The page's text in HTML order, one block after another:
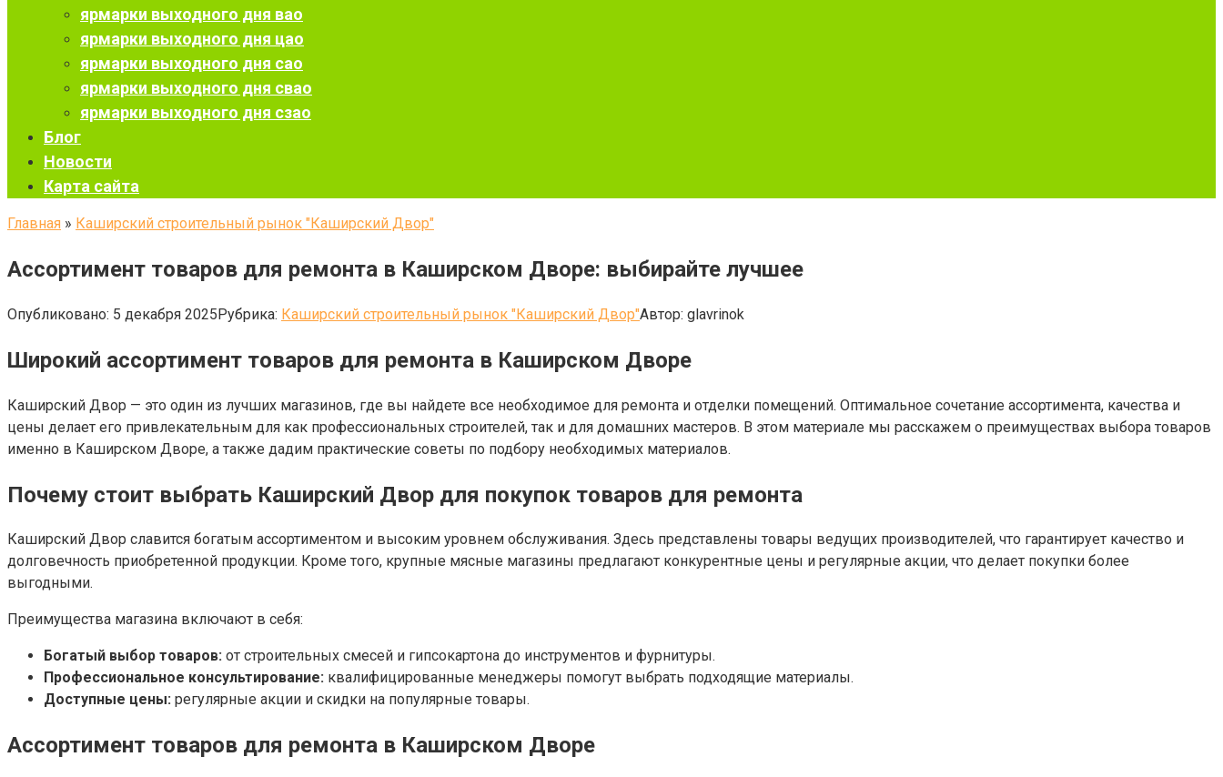
ярмарки выходного дня вао
ярмарки выходного дня цао
ярмарки выходного дня сао
ярмарки выходного дня свао
ярмарки выходного дня сзао
Блог
Новости
Карта сайта
Главная » Каширский строительный рынок "Каширский Двор"
Ассортимент товаров для ремонта в Каширском Дворе: выбирайте лучшее
Опубликовано: 5 декабря 2025Рубрика: Каширский строительный рынок "Каширский Двор"Автор: glavrinok
Широкий ассортимент товаров для ремонта в Каширском Дворе
Каширский Двор — это один из лучших магазинов, где вы найдете все необходимое для ремонта и отделки помещений. Оптимальное сочетание ассортимента, качества и
цены делает его привлекательным для как профессиональных строителей, так и для домашних мастеров. В этом материале мы расскажем о преимуществах выбора товаров
именно в Каширском Дворе, а также дадим практические советы по подбору необходимых материалов.
Почему стоит выбрать Каширский Двор для покупок товаров для ремонта
Каширский Двор славится богатым ассортиментом и высоким уровнем обслуживания. Здесь представлены товары ведущих производителей, что гарантирует качество и
долговечность приобретенной продукции. Кроме того, крупные мясные магазины предлагают конкурентные цены и регулярные акции, что делает покупки более
выгодными.
Преимущества магазина включают в себя:
Богатый выбор товаров: от строительных смесей и гипсокартона до инструментов и фурнитуры.
Профессиональное консультирование: квалифицированные менеджеры помогут выбрать подходящие материалы.
Доступные цены: регулярные акции и скидки на популярные товары.
Ассортимент товаров для ремонта в Каширском Дворе